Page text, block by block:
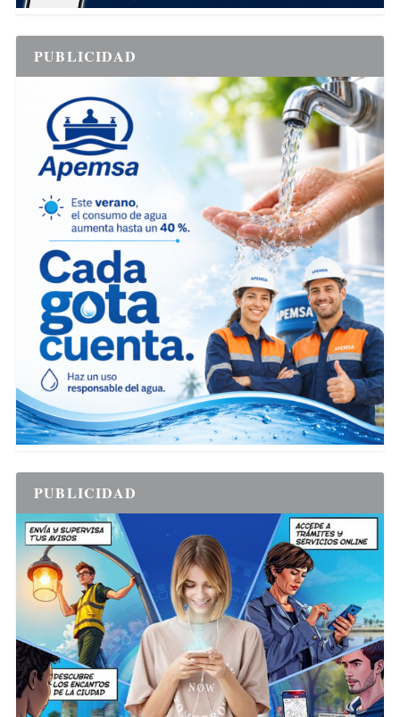
PUBLICIDAD
PUBLICIDAD